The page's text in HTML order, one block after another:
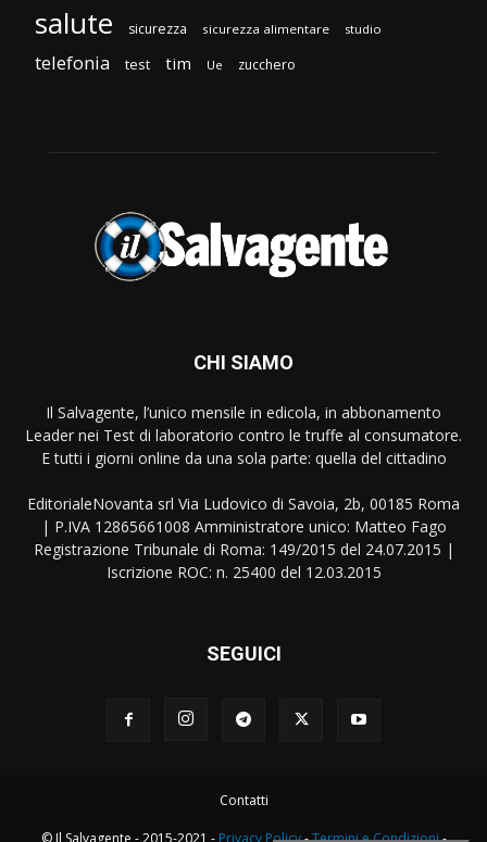
salute sicurezza sicurezza alimentare studio
telefonia test tim Ue zucchero
CHI SIAMO
Il Salvagente, l’unico mensile in edicola, in abbonamento
Leader nei Test di laboratorio contro le truffe al consumatore.
E tutti i giorni online da una sola parte: quella del cittadino
EditorialeNovanta srl Via Ludovico di Savoia, 2b, 00185 Roma
| P.IVA 12865661008 Amministratore unico: Matteo Fago
Registrazione Tribunale di Roma: 149/2015 del 24.07.2015 |
Iscrizione ROC: n. 25400 del 12.03.2015
SEGUICI
Contatti